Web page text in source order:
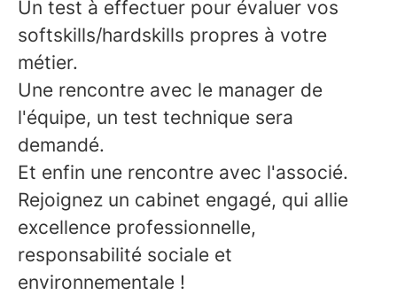
Un test à effectuer pour évaluer vos
softskills/hardskills propres à votre
métier.
Une rencontre avec le manager de
l'équipe, un test technique sera
demandé.
Et enfin une rencontre avec l'associé.
Rejoignez un cabinet engagé, qui allie
excellence professionnelle,
responsabilité sociale et
environnementale !